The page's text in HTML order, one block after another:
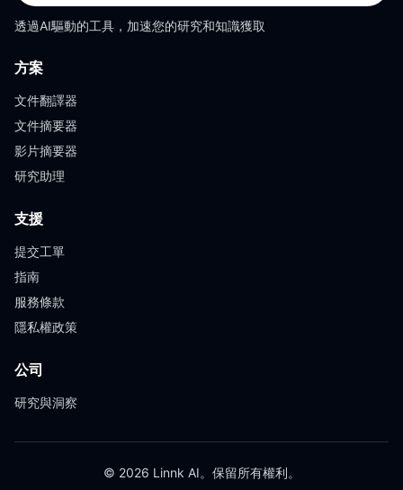
透過AI驅動的工具，加速您的研究和知識獲取
方案
文件翻譯器
文件摘要器
影片摘要器
研究助理
支援
提交工單
指南
服務條款
隱私權政策
公司
研究與洞察
© 2026 Linnk AI。保留所有權利。